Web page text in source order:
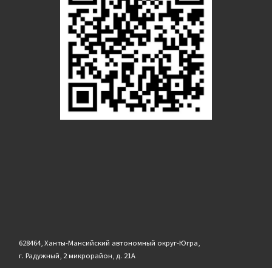
628464, Ханты-Мансийский автономный округ-Югра,
г. Радужный, 2 микрорайон, д. 21А